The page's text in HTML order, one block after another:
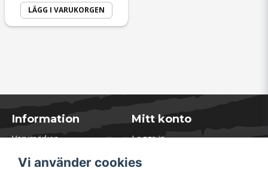
LÄGG I VARUKORGEN
Information
Varumärken
Kontakta oss
Mitt konto
Logga in
Glömt lösenord?
Vi använder cookies